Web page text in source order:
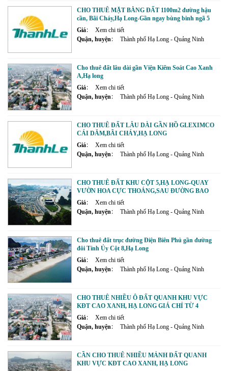
CHO THUÊ MẶT BẰNG ĐẤT 1100m2 đường hậu
cần, Bãi Cháy,Hạ Long-Gần ngay bùng binh ngã 5
tường gốm sứ.
Giá
Xem chi tiết
Quận, huyện
Thành phố Hạ Long - Quảng Ninh
Cho thuê đất lâu dài gần Viện Kiểm Soát Cao Xanh
A,Hạ long
Giá
Xem chi tiết
Quận, huyện
Thành phố Hạ Long - Quảng Ninh
CHO THUÊ ĐẤT LÂU DÀI GẦN HỒ GLEXIMCO
CÁI DĂM,BÃI CHÁY,HẠ LONG
Giá
Xem chi tiết
Quận, huyện
Thành phố Hạ Long - Quảng Ninh
CHO THUÊ ĐẤT KHU CỘT 5,HẠ LONG-QUAY
VƯỜN HOA CỰC THOÁNG,SAU ĐƯỜNG BAO
BIỂN HẠ LONG-CẨM PHẢ
Giá
Xem chi tiết
Quận, huyện
Thành phố Hạ Long - Quảng Ninh
Cho thuê đất trục đường Điện Biên Phủ gần đường
đôi Tỉnh Ủy Cột 8,Hạ Long
Giá
Xem chi tiết
Quận, huyện
Thành phố Hạ Long - Quảng Ninh
CHO THUÊ NHIỀU Ô ĐẤT QUANH KHU VỰC
KĐT CAO XANH, HẠ LONG GIÁ CHỈ TỪ 4
TRIỆU/THÁNG
Giá
Xem chi tiết
Quận, huyện
Thành phố Hạ Long - Quảng Ninh
CẦN CHO THUÊ NHIỀU MẢNH ĐẤT QUANH
KHU VỰC KĐT CAO XANH, HẠ LONG